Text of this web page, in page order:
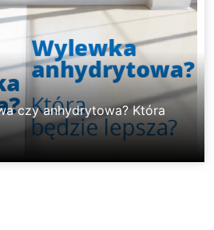
czy anhydrytowa? Która